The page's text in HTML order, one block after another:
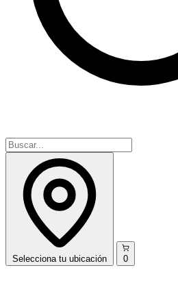
Selecciona tu ubicación 0